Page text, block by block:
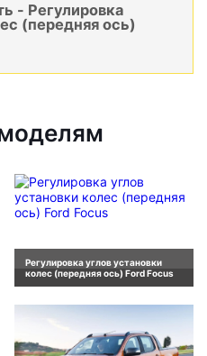
- Регулировка
(передняя ось)
Регулировка углов установки
колес (передняя ось) Ford Focus